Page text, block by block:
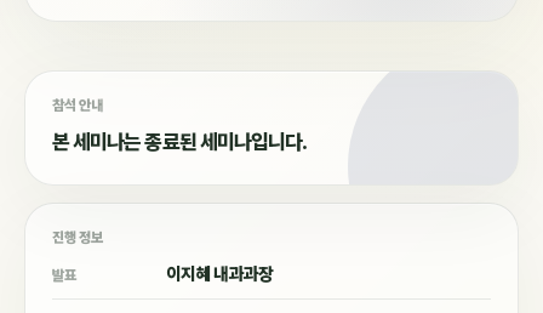
참석 안내
본 세미나는 종료된 세미나입니다.
진행 정보
발표 이지혜 내과과장